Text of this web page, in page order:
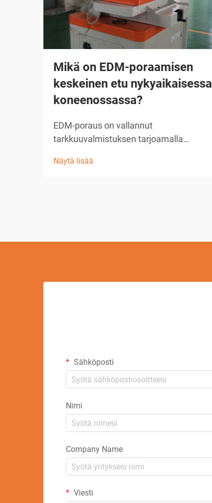
Mikä on EDM-poraamisen
keskeinen etu nykyaikaisessa
koneenossassa?
EDM-poraus on vallannut
tarkkuuvalmistuksen tarjoamalla
monipuolisuutta mikroreikien ja
Näytä lisää
Sähköposti
Nimi
Company Name
Viesti